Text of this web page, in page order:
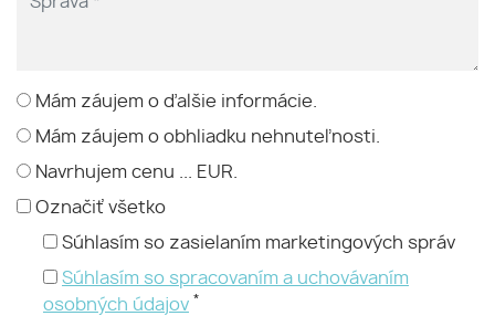
Mám záujem o ďalšie informácie.
Mám záujem o obhliadku nehnuteľnosti.
Navrhujem cenu ... EUR.
Označiť všetko
Súhlasím so zasielaním marketingových správ
Súhlasím so spracovaním a uchovávaním
osobných údajov *